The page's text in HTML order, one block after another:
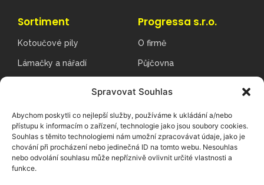
Spravovat Souhlas
Abychom poskytli co nejlepší služby, používáme k ukládání a/nebo
přístupu k informacím o zařízení, technologie jako jsou soubory cookies.
Souhlas s těmito technologiemi nám umožní zpracovávat údaje, jako je
chování při procházení nebo jedinečná ID na tomto webu. Nesouhlas
nebo odvolání souhlasu může nepříznivě ovlivnit určité vlastnosti a
funkce.
Sortiment
Kotoučové pily
Lámačky a nářadí
CNC obrábění a svařování
Progressa s.r.o.
O firmě
Půjčovna
Kontakty
Kontakt
Sobkovice 71, 561 64 Jablonné nad Orlicí